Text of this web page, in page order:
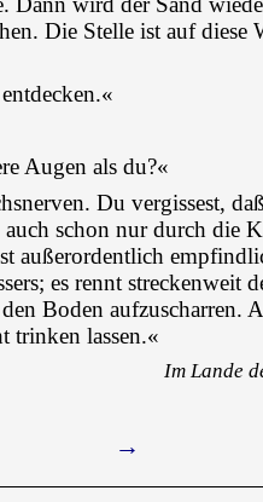
Die Stelle ist auf diese
Augen als du?«
Du vergissest,
schon nur durch die
außerordentlich
es rennt streckenweit
Boden aufzuscharren.
trinken lassen.«
Im Lande
→